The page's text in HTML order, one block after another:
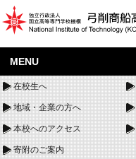
MENU
在校生へ
地域・企業の方へ
本校へのアクセス
寄附のご案内